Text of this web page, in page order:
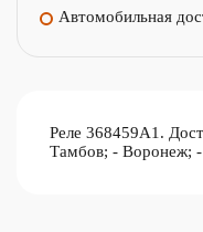
Автомобильная
Реле 368459A1.
Тамбов; - Воронеж;